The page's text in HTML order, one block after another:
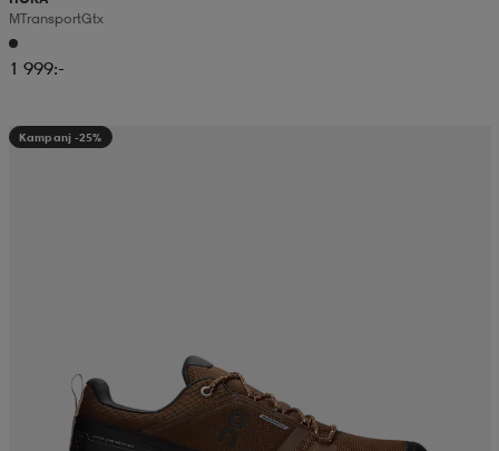
M Transport Gtx
1 999:-
Kampanj -25%